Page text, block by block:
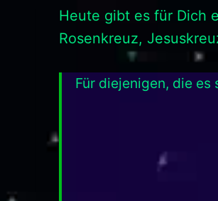
Heute gibt es für Dich
Rosenkreuz,
Für diejenigen, die